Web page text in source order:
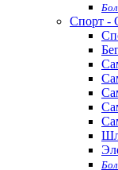
Спорт -